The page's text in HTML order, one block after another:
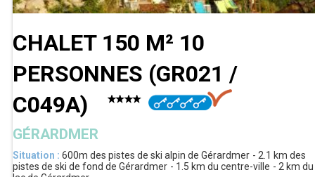
CHALET 150 M² 10
PERSONNES (GR021 /
C049A)
GÉRARDMER
Situation : 600m des pistes de ski alpin de Gérardmer 2.1 km des
pistes de ski de fond de Gérardmer
1.5 km du centre-ville 2 km du